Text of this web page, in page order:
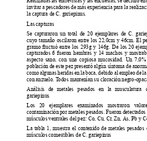
invitar a pescadores de más experiencia para la
la captura de C. gariepinus.
Las capturas
Se capturaron un total de 20 ejemplares de C.
cuyo tamaño oscilaron entre los 22,0cm y 46cm. El
gramo uctuó entre los 293g y 146g. De los 20
capturados 6 fueron hembras y 14 machos y
aspecto sano, con una copiosa mucosidad. Un
población de este pez presentó algún síntoma de
como algunas heridas en la boca, debido al empleo de
con anzuelo. Todos mantenían su cloración negro-
Análisis de metales pesados en la
gariepinus
Los 20 ejemplares examinados mostraron
contaminación por metales pesados. Fueron
músculos ventrales del pez: Co, Cu, Cr, Zn, As, Pb y
La tabla 1, muestra el contenido de metales
músculos comestibles de C. gariepinus